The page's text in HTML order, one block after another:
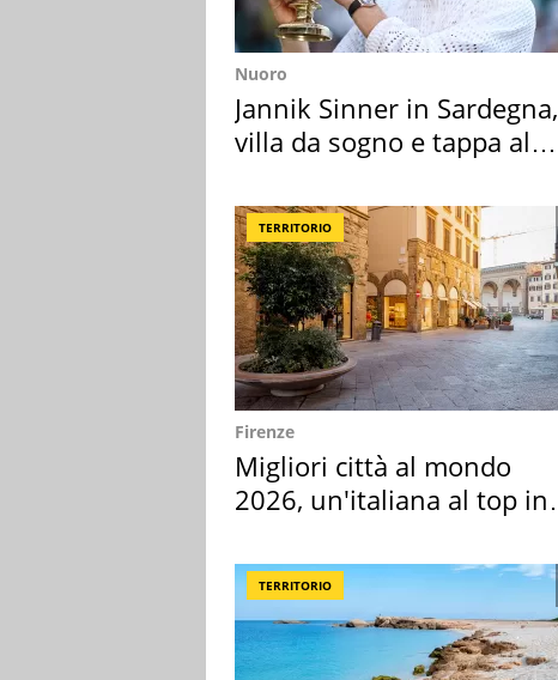
Nuoro
Jannik Sinner in Sardegna,
villa da sogno e tappa al
TERRITORIO
Firenze
Migliori città al mondo
2026, un'italiana al top in
TERRITORIO